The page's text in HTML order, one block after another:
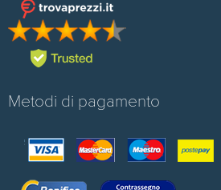
Metodi di pagamento